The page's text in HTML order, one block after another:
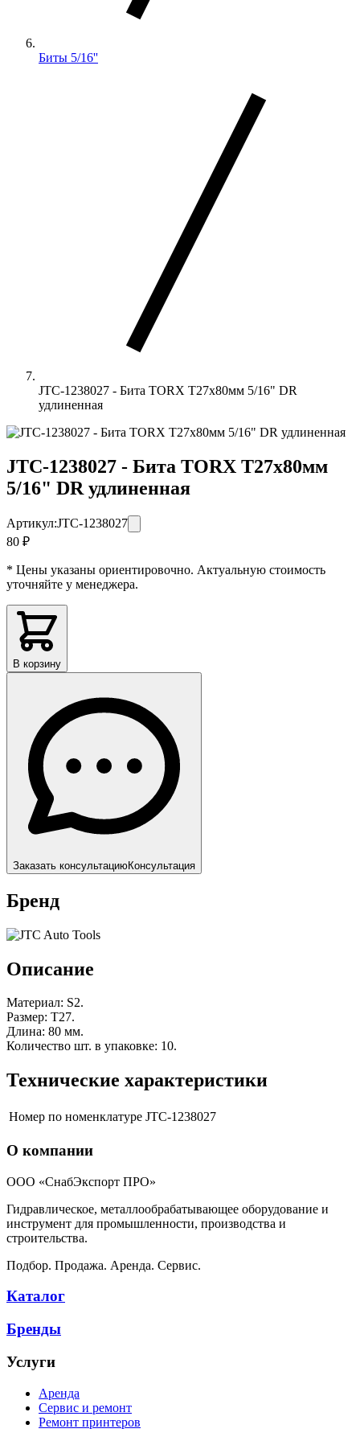
Биты 5/16''
JTC-1238027 - Бита TORX Т27х80мм 5/16" DR
удлиненная
JTC-1238027 - Бита TORX Т27х80мм
5/16" DR удлиненная
Артикул:JTC-1238027
80 ₽
* Цены указаны ориентировочно. Актуальную стоимость
уточняйте у менеджера.
В корзину
Заказать консультациюКонсультация
Бренд
Описание
Материал: S2.
Размер: T27.
Длина: 80 мм.
Количество шт. в упаковке: 10.
Технические характеристики
Номер по номенклатуре JTC-1238027
О компании
ООО «СнабЭкспорт ПРО»
Гидравлическое, металлообрабатывающее оборудование и
инструмент для промышленности, производства и
строительства.
Подбор. Продажа. Аренда. Сервис.
Каталог
Бренды
Услуги
Аренда
Сервис и ремонт
Ремонт принтеров